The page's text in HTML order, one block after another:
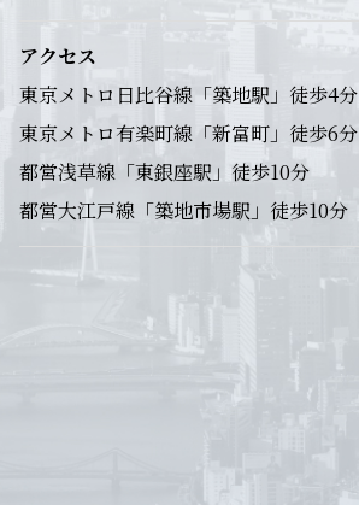
アクセス
東京メトロ日比谷線「築地駅」徒歩4分
東京メトロ有楽町線「新富町」徒歩6分
都営浅草線「東銀座駅」徒歩10分
都営大江戸線「築地市場駅」徒歩10分